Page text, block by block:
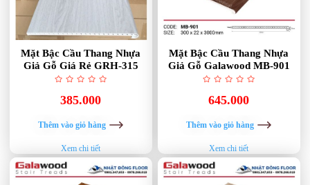
Mặt Bậc Cầu Thang Nhựa
Giả Gỗ Giá Rẻ GRH-315
385.000
Thêm vào giỏ hàng
Xem chi tiết
Mặt Bậc Cầu Thang Nhựa
Giả Gỗ Galawood MB-901
645.000
Thêm vào giỏ hàng
Xem chi tiết